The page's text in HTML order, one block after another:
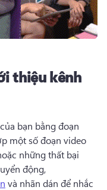
thiệu kênh
của bạn bằng đoạn
một số đoạn video
những thất bại
động,
và nhãn dán để nhắc